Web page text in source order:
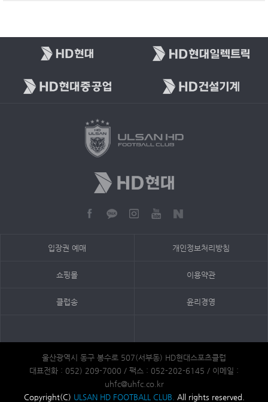
입장권 예매 개인정보처리방침
쇼핑몰 이용약관
클럽송 윤리경영
울산광역시 동구 봉수로 507(서부동) HD현대스포츠클럽
대표전화 : 052) 209-7000 / 팩스 : 052-202-6145 / 이메일 :
uhfc@uhfc.co.kr
Copyright(C) ULSAN HD FOOTBALL CLUB. All rights reserved.